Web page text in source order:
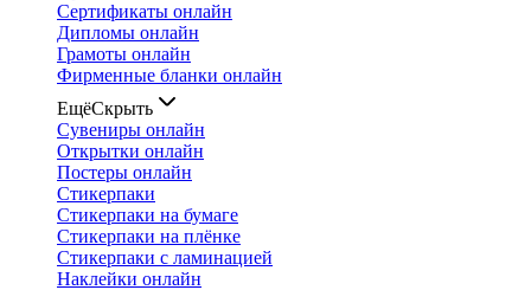
Сертификаты онлайн
Дипломы онлайн
Грамоты онлайн
Фирменные бланки онлайн
ЕщёСкрыть
Сувениры онлайн
Открытки онлайн
Постеры онлайн
Стикерпаки
Стикерпаки на бумаге
Стикерпаки на плёнке
Стикерпаки с ламинацией
Наклейки онлайн